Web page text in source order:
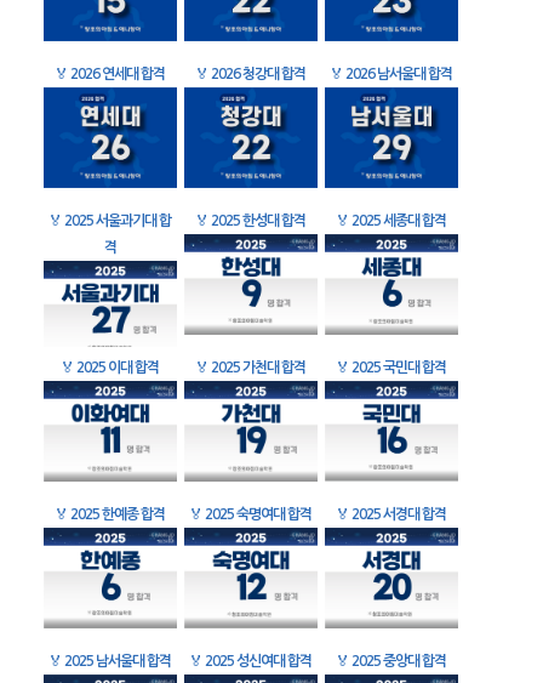
🏅 2026 연세대 합격 🏅 2026 청강대 합격 🏅 2026 남서울대 합격
🏅 2025 서울과기대 합
격
🏅 2025 한성대 합격 🏅 2025 세종대 합격
🏅 2025 이대 합격 🏅 2025 가천대 합격 🏅 2025 국민대 합격
🏅 2025 한예종 합격 🏅 2025 숙명여대 합격 🏅 2025 서경대 합격
🏅 2025 남서울대 합격 🏅 2025 성신여대 합격 🏅 2025 중앙대 합격